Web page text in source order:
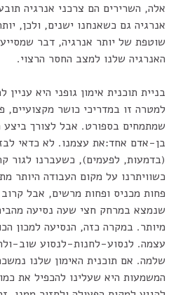
אלה, השרירים הם צרכני אנרגיה
אנרגיה גם כשאנחנו ישנים, ולכן,
שוטפת של יותר אנרגיה, דבר
האנרגיה שלנו למצב החסר הרצוי.
בניית תוכנית אימון גופני היא
למטרה זו במדריכי כושר מקצועיים,
שמתמחים בספורט. אבל לצורך ביצע
בן-אדם אחד:את עצמנו. לא כדאי
(בדמעות, לפעמים), כשעברנו לגור
כשוויתרנו על מקום העבודה היותר
פחות מכניס ופחות מרשים, אבל
שנמצא במרחק חצי שעה נסיעה
מיותר. במקרה כזה, הנסיעה למכון
עצמה. לנסוע-לחנות-לנסוע שוב-
שלמה. אם תוכנית האימון שלנו
המשמעות היא שעלינו להכפיל את